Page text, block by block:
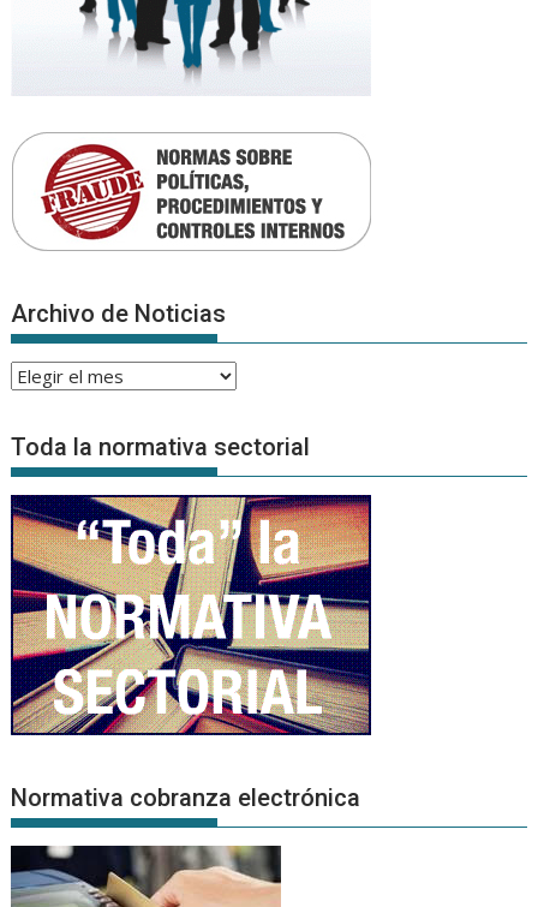
Archivo de Noticias
Archivo
Noticias
Toda la normativa sectorial
Normativa cobranza electrónica